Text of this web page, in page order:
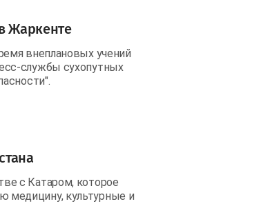
Жаркенте
внеплановых учений
службы сухопутных
с Катаром, которое
медицину, культурные и